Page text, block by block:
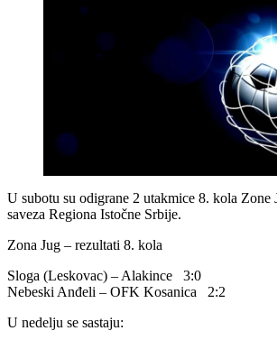
U subotu su odigrane 2 utakmice 8. kola Zone
saveza Regiona Istočne Srbije.
Zona Jug – rezultati 8. kola
Sloga (Leskovac) – Alakince 3:0
Nebeski Anđeli – OFK Kosanica 2:2
U nedelju se sastaju: